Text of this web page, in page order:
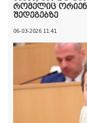
რომელიც
შედეგებზე
06-03-2026 11:41